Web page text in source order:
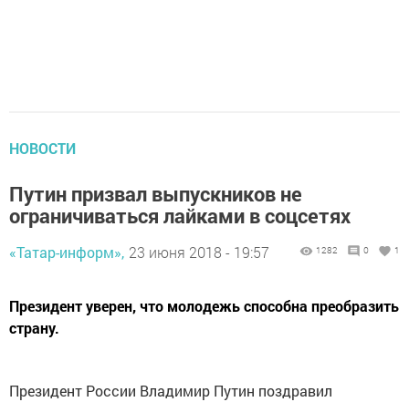
НОВОСТИ
Путин призвал выпускников не
ограничиваться лайками в соцсетях
«Татар-информ», 23 июня 2018 - 19:57 1282 0 1
Президент уверен, что молодежь способна преобразить
страну.
Президент России Владимир Путин поздравил